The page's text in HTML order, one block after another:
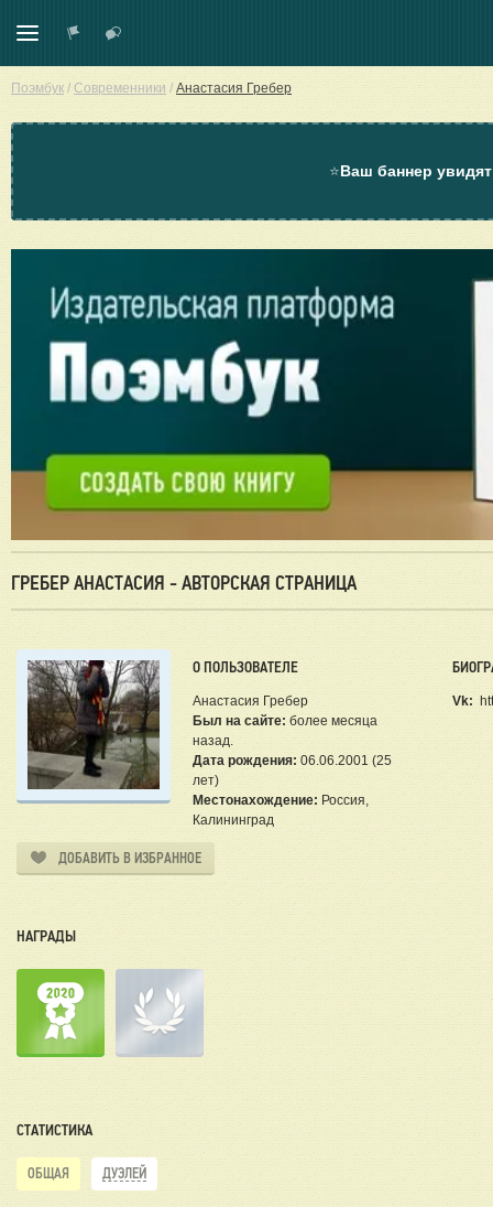
Поэмбук / Современники / Анастасия Гребер
⭐Ваш баннер
ГРЕБЕР АНАСТАСИЯ - АВТОРСКАЯ СТРАНИЦА
О ПОЛЬЗОВАТЕЛЕ
Анастасия Гребер
Был на сайте: более месяца
назад.
Дата рождения: 06.06.2001 (25
лет)
Местонахождение: Россия,
Калининград
ДОБАВИТЬ В ИЗБРАННОЕ
Vk:
НАГРАДЫ
СТАТИСТИКА
ОБЩАЯ ДУЭЛЕЙ